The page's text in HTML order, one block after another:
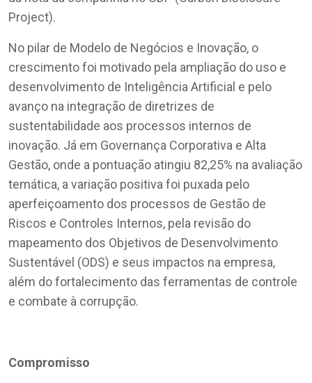
Project).
No pilar de Modelo de Negócios e Inovação, o
crescimento foi motivado pela ampliação do uso e
desenvolvimento de Inteligência Artificial e pelo
avanço na integração de diretrizes de
sustentabilidade aos processos internos de
inovação. Já em Governança Corporativa e Alta
Gestão, onde a pontuação atingiu 82,25% na avaliação
temática, a variação positiva foi puxada pelo
aperfeiçoamento dos processos de Gestão de
Riscos e Controles Internos, pela revisão do
mapeamento dos Objetivos de Desenvolvimento
Sustentável (ODS) e seus impactos na empresa,
além do fortalecimento das ferramentas de controle
e combate à corrupção.
Compromisso